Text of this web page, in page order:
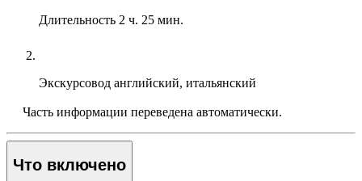
Длительность 2 ч. 25 мин.
Экскурсовод английский, итальянский
Часть информации переведена автоматически.
Что включено